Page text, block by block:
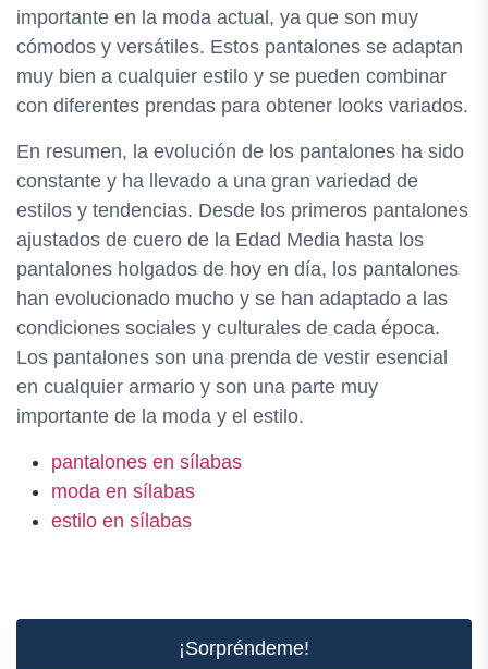
importante en la moda actual, ya que son muy
cómodos y versátiles. Estos pantalones se adaptan
muy bien a cualquier estilo y se pueden combinar
con diferentes prendas para obtener looks variados.
En resumen, la evolución de los pantalones ha sido
constante y ha llevado a una gran variedad de
estilos y tendencias. Desde los primeros pantalones
ajustados de cuero de la Edad Media hasta los
pantalones holgados de hoy en día, los pantalones
han evolucionado mucho y se han adaptado a las
condiciones sociales y culturales de cada época.
Los pantalones son una prenda de vestir esencial
en cualquier armario y son una parte muy
importante de la moda y el estilo.
pantalones en sílabas
moda en sílabas
estilo en sílabas
¡Sorpréndeme!